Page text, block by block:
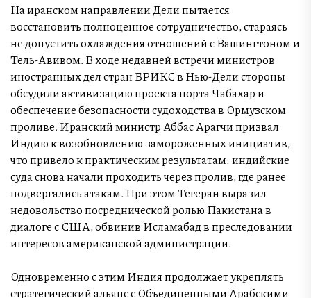
На иранском направлении Дели пытается
восстановить полноценное сотрудничество, стараясь
не допустить охлаждения отношений с Вашингтоном и
Тель-Авивом. В ходе недавней встречи министров
иностранных дел стран БРИКС в Нью-Дели стороны
обсудили активизацию проекта порта Чабахар и
обеспечение безопасности судоходства в Ормузском
проливе. Иранский министр Аббас Арагчи призвал
Индию к возобновлению замороженных инициатив,
что привело к практическим результатам: индийские
суда снова начали проходить через пролив, где ранее
подвергались атакам. При этом Тегеран выразил
недовольство посреднической ролью Пакистана в
диалоге с США, обвинив Исламабад в преследовании
интересов американской администрации.
Одновременно с этим Индия продолжает укреплять
стратегический альянс с Объединенными Арабскими